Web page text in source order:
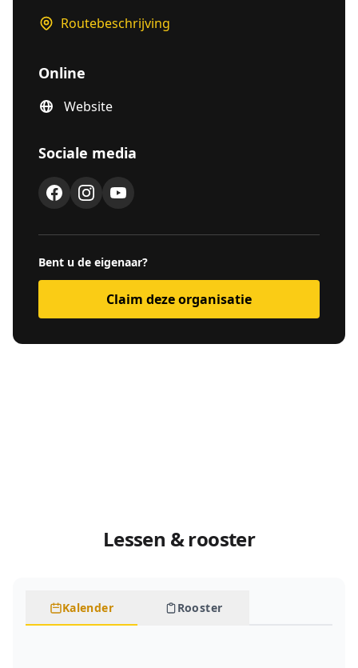
Routebeschrijving
Online
Website
Sociale media
Bent u de eigenaar?
Claim deze organisatie
Lessen & rooster
Kalender Rooster